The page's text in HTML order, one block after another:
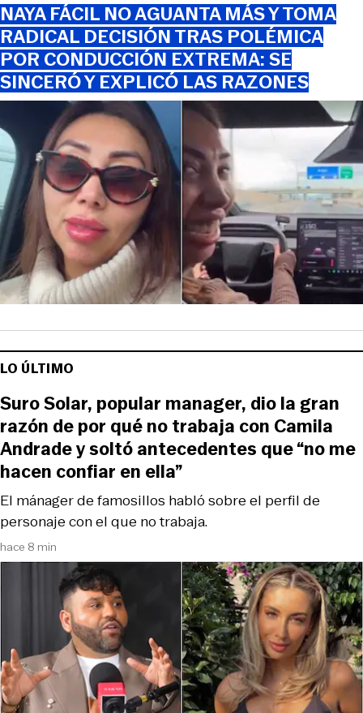
NAYA FÁCIL NO AGUANTA MÁS Y TOMA
RADICAL DECISIÓN TRAS POLÉMICA
POR CONDUCCIÓN EXTREMA: SE
SINCERÓ Y EXPLICÓ LAS RAZONES
LO ÚLTIMO
hace 8 min
El mánager de famosillos habló sobre el perfil de
personaje con el que no trabaja.
Suro Solar, popular manager, dio la gran
razón de por qué no trabaja con Camila
Andrade y soltó antecedentes que “no me
hacen confiar en ella”